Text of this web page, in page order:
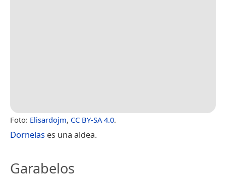
Foto: Elisardojm, CC BY-SA 4.0.
Dornelas es una aldea.
Garabelos